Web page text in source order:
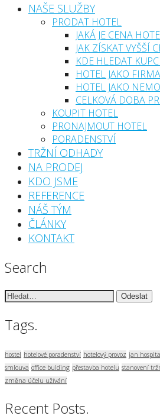
NAŠE SLUŽBY
PRODAT HOTEL
JAKÁ JE CENA
JAK ZÍSKAT VYŠŠÍ
KDE HLEDAT
HOTEL JAKO FIRMA
HOTEL JAKO
CELKOVÁ DOBA
KOUPIT HOTEL
PRONAJMOUT HOTEL
PORADENSTVÍ
TRŽNÍ ODHADY
NA PRODEJ
KDO JSME
REFERENCE
NÁŠ TÝM
ČLÁNKY
KONTAKT
Search
Vyhledávání:
Tags.
hostel hotelové poradenství hotelový provoz jan
smlouva office bulding přestavba hotelu stanovení
změna účelu užívání
Recent Posts.